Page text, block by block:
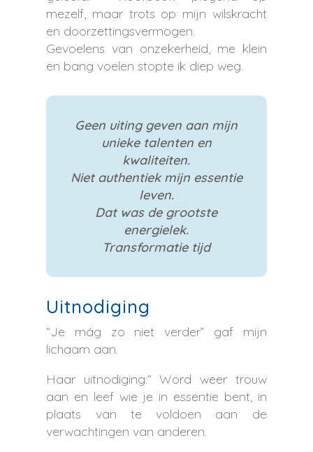
mezelf, maar trots op mijn wilskracht
en doorzettingsvermogen.
Gevoelens van onzekerheid, me klein
en bang voelen stopte ik diep weg.
Geen uiting geven aan mijn
unieke talenten en
kwaliteiten.
Niet authentiek mijn essentie
leven.
Dat was de grootste
energielek.
Transformatie tijd
Uitnodiging
“Je mág zo niet verder” gaf mijn
lichaam aan.
Haar uitnodiging:“ Word weer trouw
aan en leef wie je in essentie bent, in
plaats van te voldoen aan de
verwachtingen van anderen.